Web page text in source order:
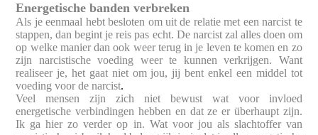
Energetische banden verbreken
Als je eenmaal hebt besloten om uit de relatie met een narcist te
stappen, dan begint je reis pas echt. De narcist zal alles doen om
op welke manier dan ook weer terug in je leven te komen en zo
zijn narcistische voeding weer te kunnen verkrijgen. Want
realiseer je, het gaat niet om jou, jij bent enkel een middel tot
voeding voor de narcist.
Veel mensen zijn zich niet bewust wat voor invloed
energetische verbindingen hebben en dat ze er überhaupt zijn.
Ik ga hier zo verder op in. Wat voor jou als slachtoffer van